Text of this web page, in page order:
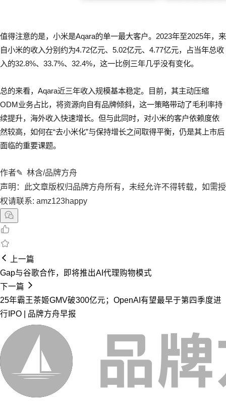
值得注意的是，小米是Aqara的单一最大客户。2023年至2025年，来
自小米的收入分别约为4.72亿元、5.02亿元、4.77亿元，占当年总收
入的32.8%、33.7%、32.4%，这一比例三年几乎没有变化。
总的来看，Aqara近三年收入规模基本稳定。目前，其主动压缩
ODM业务占比，将资源向自有品牌倾斜，这一策略带动了毛利率持
续提升，海外收入快速增长。但与此同时，对小米的客户依赖度依
然较高，如何在“去小米化”与保持增长之间取得平衡，仍是其上市后
面临的重要课题。
作者✎ 林含/品牌方舟
声明：此文章版权归品牌方舟所有，未经允许不得转载，如需授
权请联系: amz123happy
上一篇
Gap与谷歌合作，即将推出AI代理购物模式
下一篇
25年霸王茶姬GMV破300亿元；OpenAI有望最早于第四季度进
行IPO | 品牌方舟早报